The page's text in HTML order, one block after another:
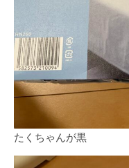
たくちゃんが黒